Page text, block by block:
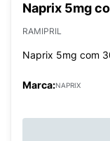
Naprix 5mg
RAMIPRIL
Naprix 5mg com
Marca:NAPRIX